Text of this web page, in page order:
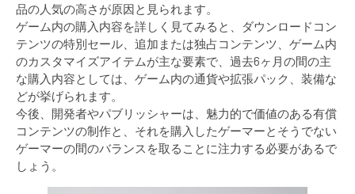
品の人気の高さが原因と見られます。
ゲーム内の購入内容を詳しく見てみると、ダウンロードコン
テンツの特別セール、追加または独占コンテンツ、ゲーム内
のカスタマイズアイテムが主な要素で、過去6ヶ月の間の主
な購入内容としては、ゲーム内の通貨や拡張パック、装備な
どが挙げられます。
今後、開発者やパブリッシャーは、魅力的で価値のある有償
コンテンツの制作と、それを購入したゲーマーとそうでない
ゲーマーの間のバランスを取ることに注力する必要があるで
しょう。